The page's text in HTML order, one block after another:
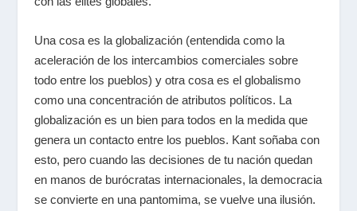
Una cosa es la globalización (entendida como la
aceleración de los intercambios comerciales sobre
todo entre los pueblos) y otra cosa es el globalismo
como una concentración de atributos políticos. La
globalización es un bien para todos en la medida que
genera un contacto entre los pueblos. Kant soñaba con
esto, pero cuando las decisiones de tu nación quedan
en manos de burócratas internacionales, la democracia
se convierte en una pantomima, se vuelve una ilusión.